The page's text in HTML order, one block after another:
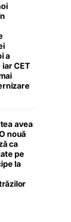
a
CET
avea
nouă
ca
pe
la